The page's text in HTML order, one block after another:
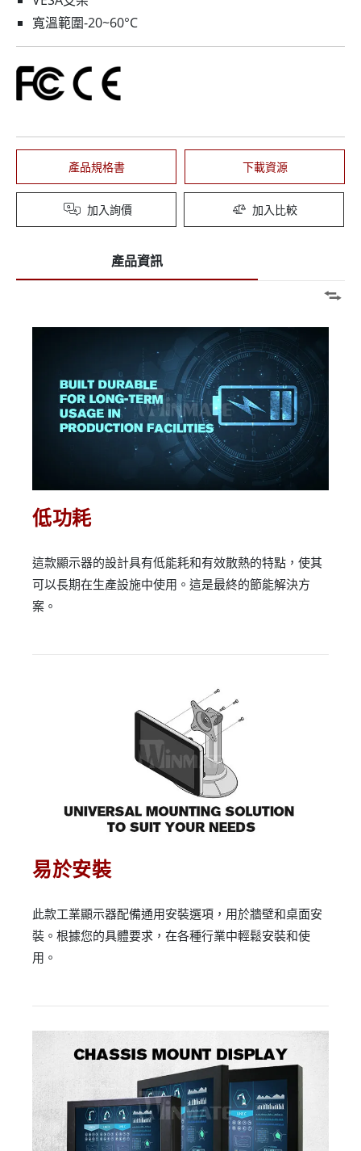
寬溫範圍-20~60°C
產品規格書 下載資源
加入詢價 加入比較
產品資訊
低功耗
這款顯示器的設計具有低能耗和有效散熱的特點，使其
可以長期在生產設施中使用。這是最終的節能解決方
案。
易於安裝
此款工業顯示器配備通用安裝選項，用於牆壁和桌面安
裝。根據您的具體要求，在各種行業中輕鬆安裝和使
用。